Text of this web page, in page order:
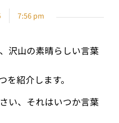
7:56 pm
沢山の素晴らしい言葉
を紹介します。
い、それはいつか言葉